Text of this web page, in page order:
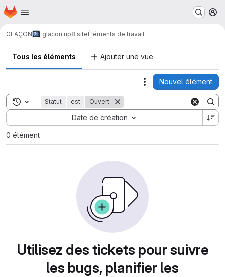
Passer au contenu principal
Page d'accueil
GLAÇON glacon.up8.siteÉléments de travail
Tous les éléments Ajouter une vue
Actions
Nouvel élément
Toggle search history
Statut est Ouvert
Date de création
Sort by:
0 élément
Utilisez des tickets pour suivre
les bugs, planifier les